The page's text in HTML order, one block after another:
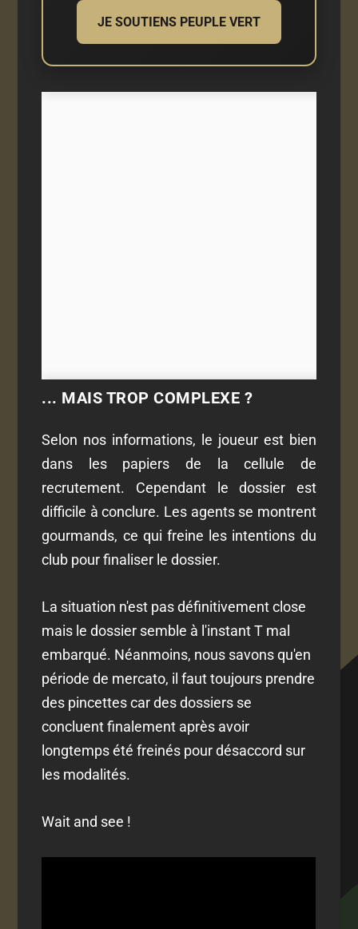
JE SOUTIENS PEUPLE VERT
... MAIS TROP COMPLEXE ?
Selon nos informations, le joueur est bien
dans les papiers de la cellule de
recrutement. Cependant le dossier est
difficile à conclure. Les agents se montrent
gourmands, ce qui freine les intentions du
club pour finaliser le dossier.
La situation n'est pas définitivement close
mais le dossier semble à l'instant T mal
embarqué. Néanmoins, nous savons qu'en
période de mercato, il faut toujours prendre
des pincettes car des dossiers se
concluent finalement après avoir
longtemps été freinés pour désaccord sur
les modalités.
Wait and see !